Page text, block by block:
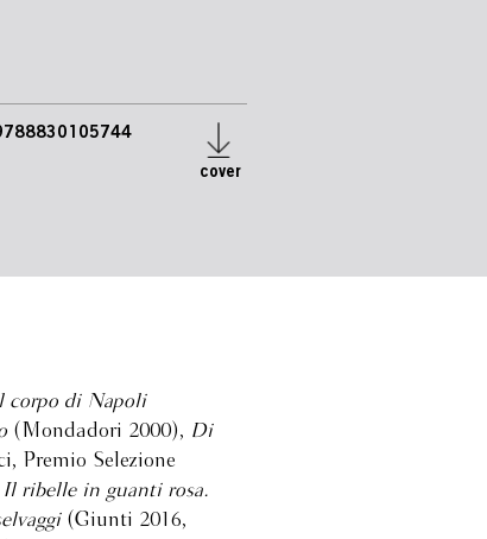
cover
corpo di Napoli
(Mondadori 2000), Di
Premio Selezione
Il ribelle in guanti rosa.
(Giunti 2016,